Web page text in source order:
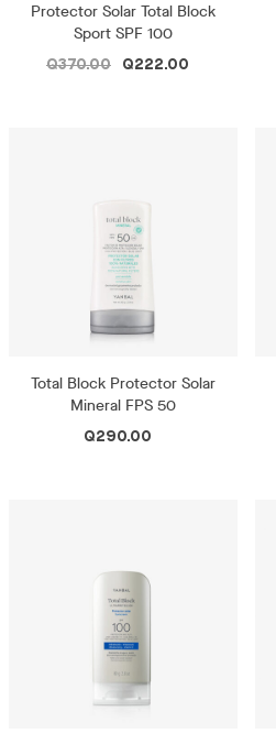
Protector Solar Total Block
Sport SPF 100
Q370.00 Q222.00
Total Block Protector Solar
Mineral FPS 50
Q290.00